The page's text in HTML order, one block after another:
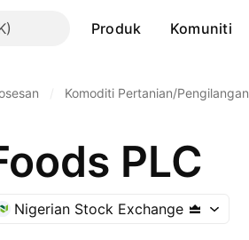
Produk Komuniti
Komoditi Pertanian/Pengilangan
PLC
Nigerian Stock Exchange